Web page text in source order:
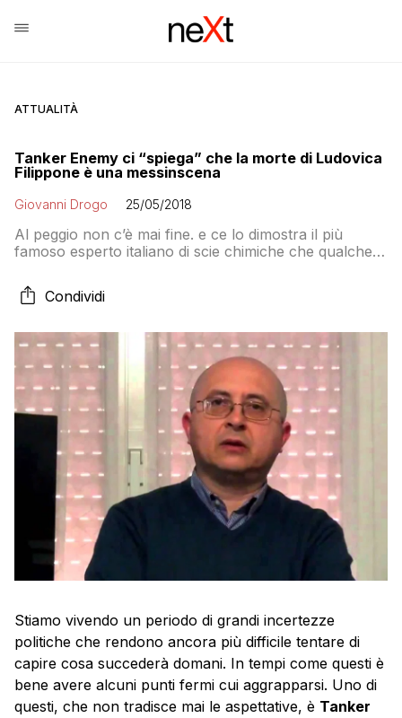
ATTUALITÀ
Tanker Enemy ci “spiega” che la morte di Ludovica
Filippone è una messinscena
Giovanni Drogo 25/05/2018
Al peggio non c’è mai fine. e ce lo dimostra il più
famoso esperto italiano di scie chimiche che qualche
Chieti. Ovviamente per Marcianò non è morto
nessuno e tutto fa parte della “strategia della tensione”
Condividi
Stiamo vivendo un periodo di grandi incertezze
politiche che rendono ancora più difficile tentare di
capire cosa succederà domani. In tempi come questi è
bene avere alcuni punti fermi cui aggrapparsi. Uno di
questi, che non tradisce mai le aspettative, è Tanker